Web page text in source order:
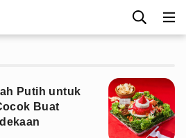
Putih untuk
Buat